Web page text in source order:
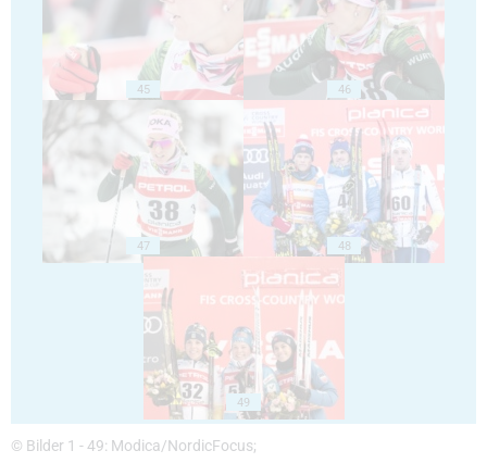
45 46
47 48
49
© Bilder 1 - 49: Modica/NordicFocus;